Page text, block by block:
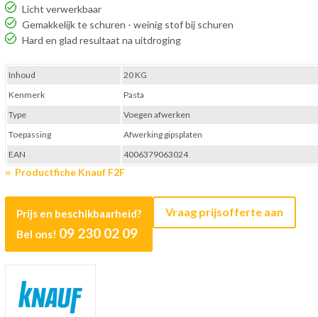
Licht verwerkbaar
Gemakkelijk te schuren - weinig stof bij schuren
Hard en glad resultaat na uitdroging
Productfiche Knauf F2F
Prijs en beschikbaarheid?
Bel ons! 09 230 02 09
Vraag prijsofferte aan
Inhoud
20 KG
Kenmerk
Pasta
Type
Voegen afwerken
Toepassing
Afwerking gipsplaten
EAN
4006379063024